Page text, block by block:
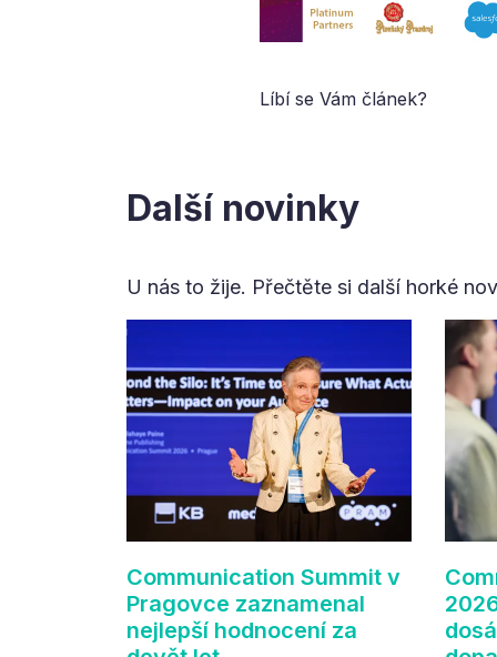
Líbí se Vám článek?
Další novinky
U nás to žije. Přečtěte si další horké
Communication Summit v
Pragovce zaznamenal
nejlepší hodnocení za